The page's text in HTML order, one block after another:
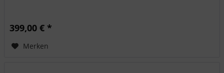
399,00 € *
Merken